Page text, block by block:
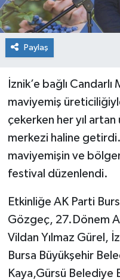
Paylaş
İznik’e bağlı
maviyemiş
çekerken her yıl
merkezi haline
maviyemişin ve
festival düzenlendi.
Etkinliğe AK Parti
Gözgeç, 27.Dönem
Vildan Yılmaz Gürel,
Bursa Büyükşehir
Kaya,Gürsü Belediye
Türkiye